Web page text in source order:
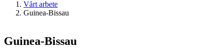
Vårt arbete
Guinea-Bissau
Guinea-Bissau